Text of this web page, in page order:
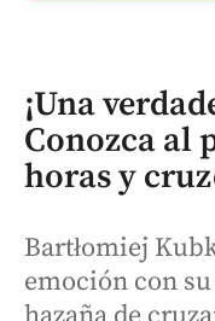
¡Una
Conozca al
horas y
Bartłomiej
emoción con